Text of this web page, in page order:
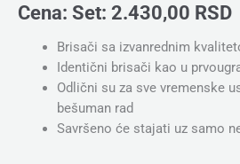
Cena: Set: 2.430,00 RSD
Brisači sa izvanrednim
Identični brisači kao u
Odlični su za sve vremenske
bešuman rad
Savršeno će stajati uz samo